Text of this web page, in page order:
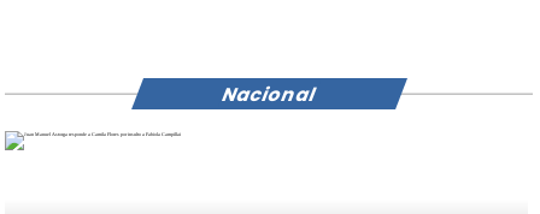
Nacional